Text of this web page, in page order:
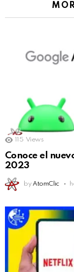
115 Views
Conoce el
2023
by AtomClic